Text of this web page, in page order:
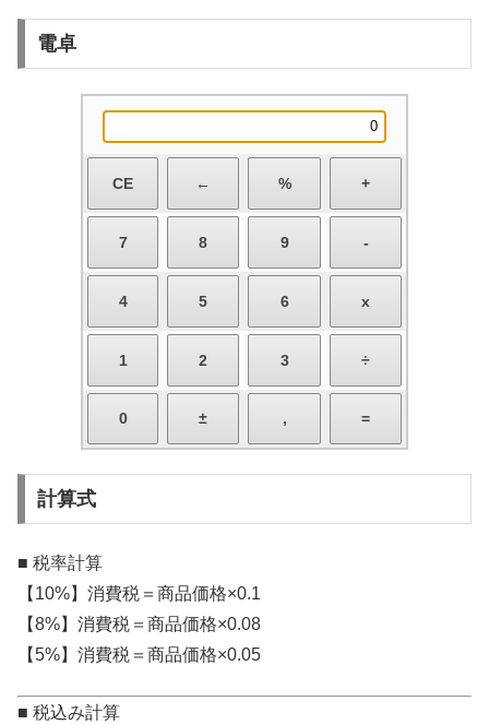
電卓
計算式
■ 税率計算
【10%】消費税＝商品価格×0.1
【8%】消費税＝商品価格×0.08
【5%】消費税＝商品価格×0.05
■ 税込み計算